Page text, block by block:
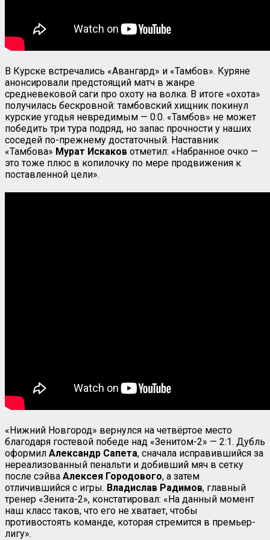
В Курске встречались «Авангард» и «Тамбов». Куряне
анонсировали предстоящий матч в жанре
средневековой саги про охоту на волка. В итоге «охота»
получилась бескровной: тамбовский хищник покинул
курские угодья невредимым — 0:0. «Тамбов» не может
победить три тура подряд, но запас прочности у наших
соседей по-прежнему достаточный. Наставник
«Тамбова» Мурат Искаков отметил: «Набранное очко —
это тоже плюс в копилочку по мере продвижения к
поставленной цели».
«Нижний Новгород» вернулся на четвёртое место
благодаря гостевой победе над «Зенитом-2» — 2:1. Дубль
оформил Александр Сапета, сначала исправившийся за
нереализованный пенальти и добивший мяч в сетку
после сэйва Алексея Городового, а затем
отличившийся с игры. Владислав Радимов, главный
тренер «Зенита-2», констатировал: «На данный момент
наш класс таков, что его не хватает, чтобы
противостоять команде, которая стремится в премьер-
лигу».